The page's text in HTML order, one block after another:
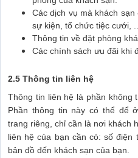
Các dịch vụ mà khách
sự kiện, tổ chức tiệc cưới,
Thông tin về đặt phòng
Các chính sách ưu đãi khi
2.5 Thông tin liên hệ
Thông tin liên hệ là phần không
Phần thông tin này có thể để
trang riêng, chỉ cần là nơi khách
liên hệ của bạn cần có: số điện
bản đồ đến khách sạn của bạn.